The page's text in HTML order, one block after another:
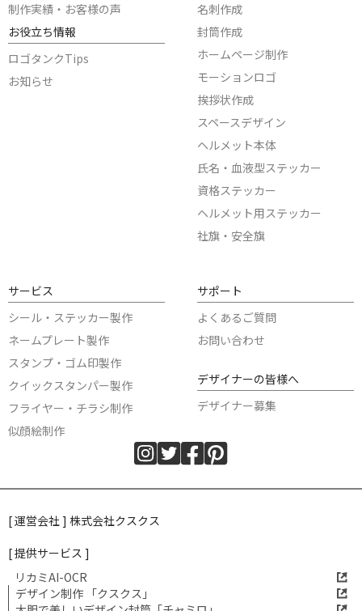
制作実績・お客様の声
お役立ち情報
ロゴタンクTips
お知らせ
名刺作成
封筒作成
ホームページ制作
モーションロゴ
挨拶状作成
スペースデザイン
ヘルメット本体
氏名・血液型ステッカー
資格ステッカー
ヘルメット用ステッカー
社旗・安全旗
サービス
シール・ステッカー製作
ネームプレート製作
スタンプ・ゴム印製作
クイックスタンパー製作
フライヤー・チラシ制作
似顔絵制作
サポート
よくあるご質問
お問い合わせ
デザイナーの皆様へ
デザイナー募集
[ 運営会社 ] 株式会社クスクス
[ 提供サービス ]
リカミAI-OCR
デザイン制作 「クスクス」